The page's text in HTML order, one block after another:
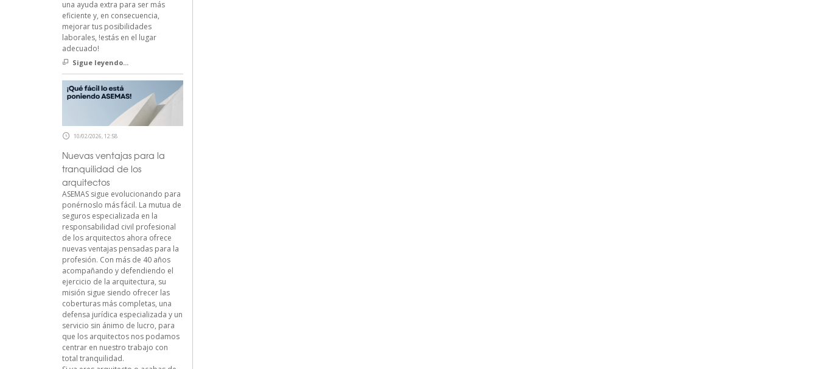
una ayuda extra para ser más
eficiente y, en consecuencia,
mejorar tus posibilidades
laborales, !estás en el lugar
adecuado!
Sigue leyendo...
10/02/2026, 12:58
Nuevas ventajas para la
tranquilidad de los
arquitectos
ASEMAS sigue evolucionando para
ponérnoslo más fácil. La mutua de
seguros especializada en la
responsabilidad civil profesional
de los arquitectos ahora ofrece
nuevas ventajas pensadas para la
profesión. Con más de 40 años
acompañando y defendiendo el
ejercicio de la arquitectura, su
misión sigue siendo ofrecer las
coberturas más completas, una
defensa jurídica especializada y un
servicio sin ánimo de lucro, para
que los arquitectos nos podamos
centrar en nuestro trabajo con
total tranquilidad.